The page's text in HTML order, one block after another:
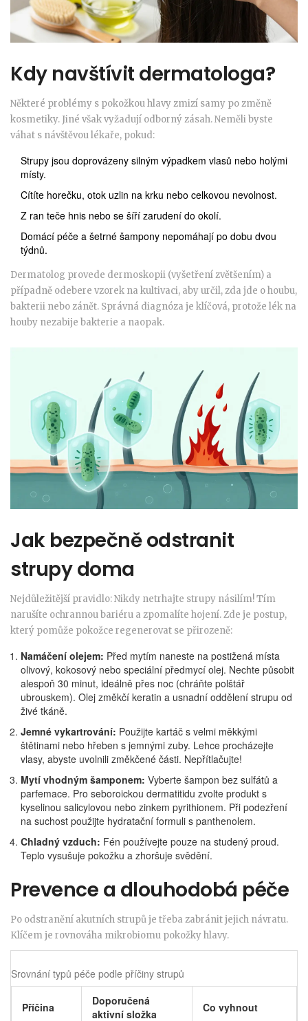
Kdy navštívit dermatologa?
Některé problémy s pokožkou hlavy zmizí samy po změně
kosmetiky. Jiné však vyžadují odborný zásah. Neměli byste
váhat s návštěvou lékaře, pokud:
Strupy jsou doprovázeny silným výpadkem vlasů nebo holými
místy.
Cítíte horečku, otok uzlin na krku nebo celkovou nevolnost.
Z ran teče hnis nebo se šíří zarudení do okolí.
Domácí péče a šetrné šampony nepomáhají po dobu dvou
týdnů.
Dermatolog provede dermoskopii (vyšetření zvětšením) a
případně odebere vzorek na kultivaci, aby určil, zda jde o houbu,
bakterii nebo zánět. Správná diagnóza je klíčová, protože lék na
houby nezabije bakterie a naopak.
Jak bezpečně odstranit
strupy doma
Nejdůležitější pravidlo: Nikdy netrhajte strupy násilím! Tím
narušíte ochrannou bariéru a zpomalíte hojení. Zde je postup,
který pomůže pokožce regenerovat se přirozeně:
Namáčení olejem: Před mytím naneste na postižená místa
olivový, kokosový nebo speciální předmycí olej. Nechte působit
alespoň 30 minut, ideálně přes noc (chráňte polštář
ubrouskem). Olej změkčí keratin a usnadní oddělení strupu od
živé tkáně.
Jemné vykartrování: Použijte kartáč s velmi měkkými
štětinami nebo hřeben s jemnými zuby. Lehce procházejte
vlasy, abyste uvolnili změkčené části. Nepřítlačujte!
Mytí vhodným šamponem: Vyberte šampon bez sulfátů a
parfemace. Pro seboroickou dermatitidu zvolte produkt s
kyselinou salicylovou nebo zinkem pyrithionem. Při podezření
na suchost použijte hydratační formuli s panthenolem.
Chladný vzduch: Fén používejte pouze na studený proud.
Teplo vysušuje pokožku a zhoršuje svědění.
Prevence a dlouhodobá péče
Po odstranění akutních strupů je třeba zabránit jejich návratu.
Klíčem je rovnováha mikrobiomu pokožky hlavy.
Srovnání typů péče podle příčiny strupů
Příčina
Doporučená
aktivní složka
Co vyhnout